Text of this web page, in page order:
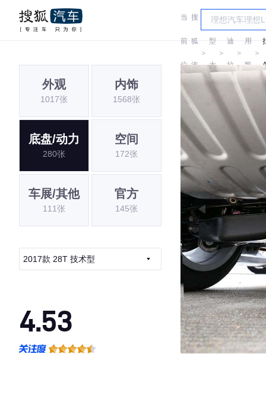
当
前
位
置:
搜
狐
汽
＞
车
型
大
全
＞
凯
迪
拉
＞
通
用
凯
拉
＞
外观
1017张
内饰
1568张
底盘/动力
280张
空间
172张
车展/其他
111张
官方
145张
2017款 28T 技术型
4.53